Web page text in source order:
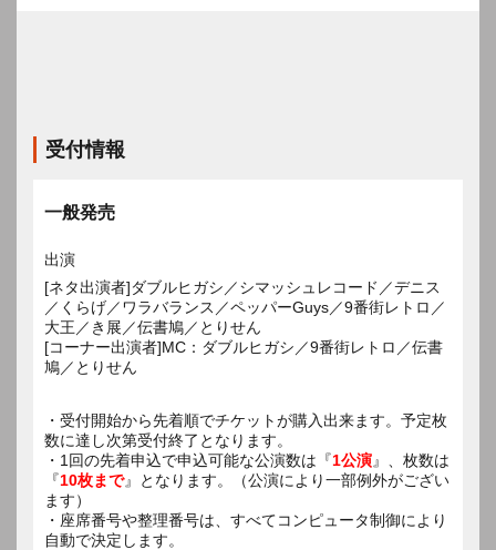
受付情報
一般発売
出演
[ネタ出演者]ダブルヒガシ／シマッシュレコード／デニス
／くらげ／ワラバランス／ペッパーGuys／9番街レトロ／
大王／き展／伝書鳩／とりせん
[コーナー出演者]MC：ダブルヒガシ／9番街レトロ／伝書
鳩／とりせん
・受付開始から先着順でチケットが購入出来ます。予定枚
数に達し次第受付終了となります。
・1回の先着申込で申込可能な公演数は『1公演』、枚数は
『10枚まで』となります。（公演により一部例外がござい
ます）
・座席番号や整理番号は、すべてコンピュータ制御により
自動で決定します。